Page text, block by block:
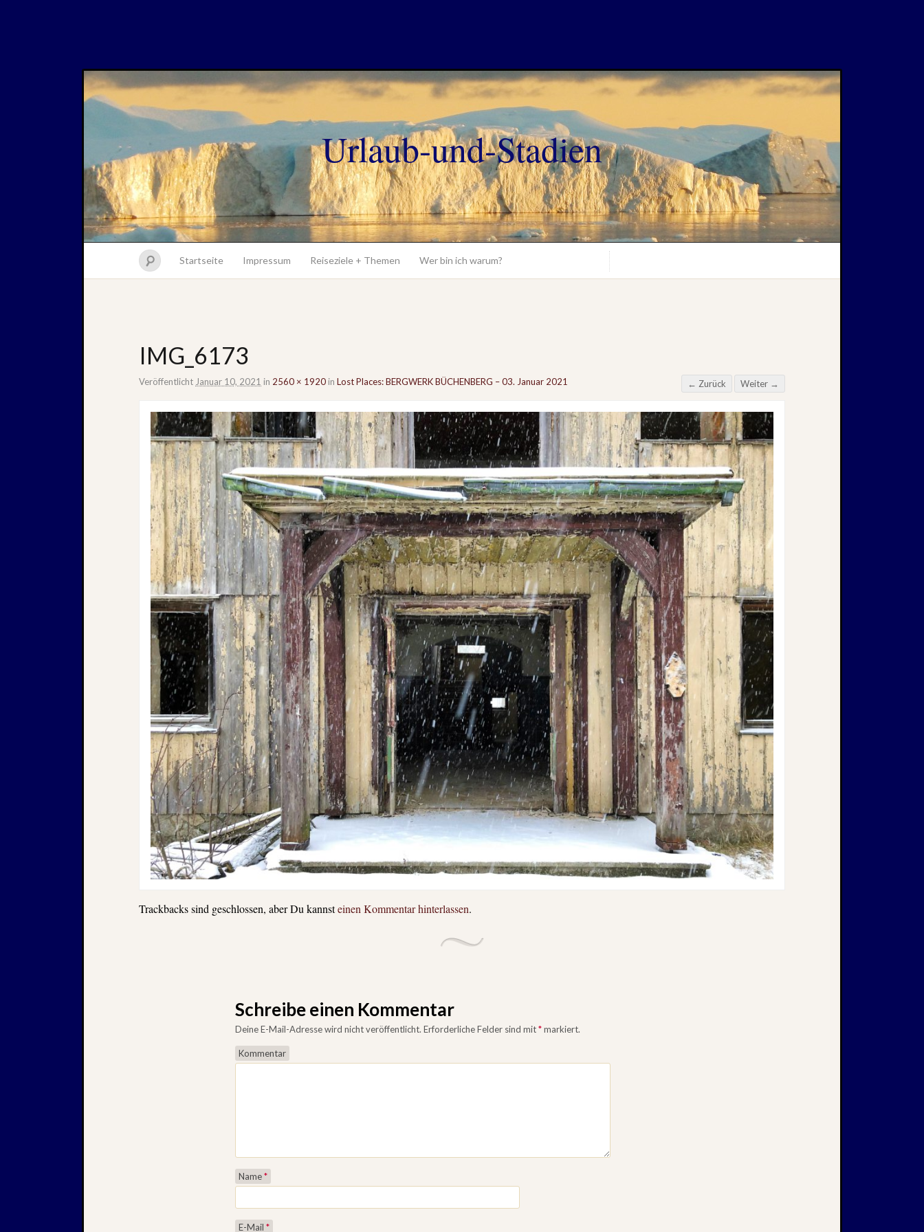
Urlaub-und-Stadien
Startseite Impressum Reiseziele + Themen Wer bin ich warum?
IMG_6173
Veröffentlicht Januar 10, 2021 in 2560 × 1920 in Lost Places: BERGWERK BÜCHENBERG – 03. Januar 2021 ← Zurück Weiter →
Trackbacks sind geschlossen, aber Du kannsteinen Kommentar hinterlassen.
Schreibe einen Kommentar
Deine E-Mail-Adresse wird nicht veröffentlicht. Erforderliche Felder sind mit*markiert.
Kommentar
Name*
E-Mail *